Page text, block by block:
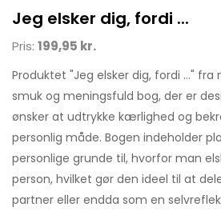
Jeg elsker dig, fordi ...
Pris: 199,95 kr.
Produktet "Jeg elsker dig, fordi ..."
smuk og meningsfuld bog, der er
ønsker at udtrykke kærlighed og
personlig måde. Bogen indeholder
personlige grunde til, hvorfor man
person, hvilket gør den ideel til at
partner eller endda som en